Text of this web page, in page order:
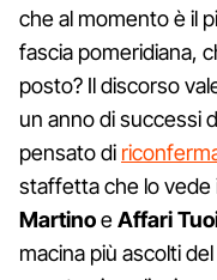
che al momento è il
fascia pomeridiana,
posto? Il discorso
un anno di successi
pensato di
staffetta che lo vede
MartinoeAffari
macina più ascolti